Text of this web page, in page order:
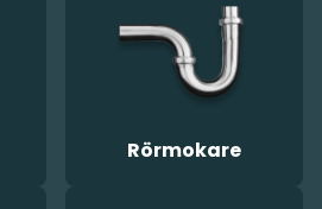
Rörmokare